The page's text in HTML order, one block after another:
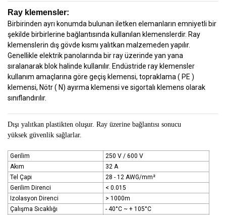
Ray klemensler:
Birbirinden ayrı konumda bulunan iletken elemanların emniyetli bir
şekilde birbirlerine bağlantısında kullanılan klemenslerdir. Ray
klemenslerin dış gövde kısmı yalıtkan malzemeden yapılır.
Genellikle elektrik panolarında bir ray üzerinde yan yana
sıralanarak blok halinde kullanılır. Endüstride ray klemensler
kullanım amaçlarına göre geçiş klemensi, topraklama ( PE )
klemensi, Nötr ( N) ayırma klemensi ve sigortalı klemens olarak
sınıflandırılır.
Dışı yalıtkan plastikten oluşur. Ray üzerine bağlantısı sonucu
yüksek güvenlik sağlarlar.
Gerilim
250 V / 600 V
Akım
32 A
Tel Çapı
28 - 12 AWG/mm²
Gerilim Direnci
< 0.015
Izolasyon Direnci
> 1000m
Çalışma Sıcaklığı
- 40°C ~ + 105°C